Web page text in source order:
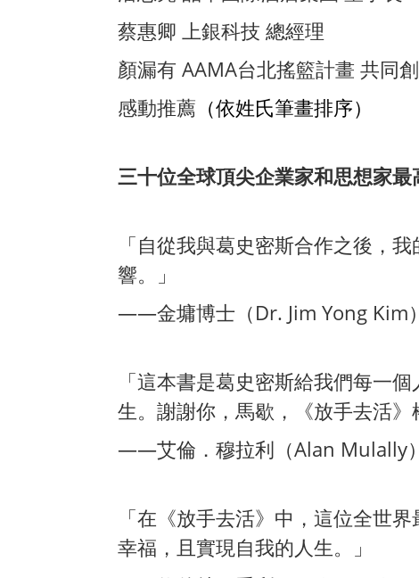
蔡惠卿 上銀科技 總經理
顏漏有 AAMA台北搖籃計畫 共同
感動推薦 （依姓氏筆畫排序）
三十位全球頂尖企業家和思想家
「自從我與葛史密斯合作之後，
響。」
——金墉博士（Dr. Jim Yong Kim
「這本書是葛史密斯給我們每一
生。謝謝你，馬歇，《放手去活》
——艾倫．穆拉利（Alan Mulally
「在《放手去活》中，這位全世
幸福，且實現自我的人生。」